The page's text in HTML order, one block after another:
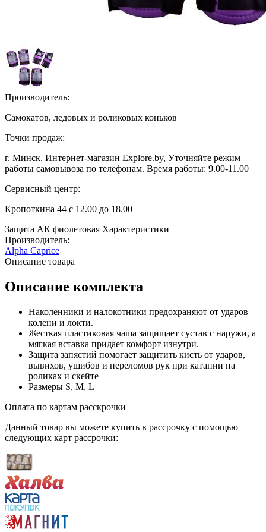
Производитель:
Самокатов, ледовых и роликовых коньков
Точки продаж:
г. Минск, Интернет-магазин Explore.by, Уточняйте режим
работы самовывоза по телефонам. Время работы: 9.00-11.00
Сервисный центр:
Кропоткина 44 с 12.00 до 18.00
Защита АК фиолетовая Характеристики
Производитель:
Alpha Caprice
Описание товара
Описание комплекта
Наколенники и налокотники предохраняют от ударов
колени и локти.
Жесткая пластиковая чаша защищает сустав с наружи, а
мягкая вставка придает комфорт изнутри.
Защита запястий помогает защитить кисть от ударов,
вывихов, ушибов и переломов рук при катании на
роликах и скейте
Размеры S, M, L
Оплата по картам расскрочки
Данный товар вы можете купить в рассрочку с помощью
следующих карт рассрочки: